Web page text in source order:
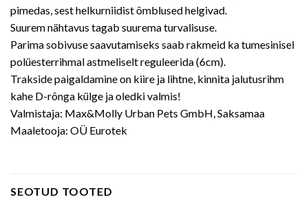
pimedas, sest helkurniidist õmblused helgivad.
Suurem nähtavus tagab suurema turvalisuse.
Parima sobivuse saavutamiseks saab rakmeid ka tumesinisel
polüesterrihmal astmeliselt reguleerida (6cm).
Trakside paigaldamine on kiire ja lihtne, kinnita jalutusrihm
kahe D-rõnga külge ja oledki valmis!
Valmistaja: Max&Molly Urban Pets GmbH, Saksamaa
Maaletooja: OÜ Eurotek
SEOTUD TOOTED